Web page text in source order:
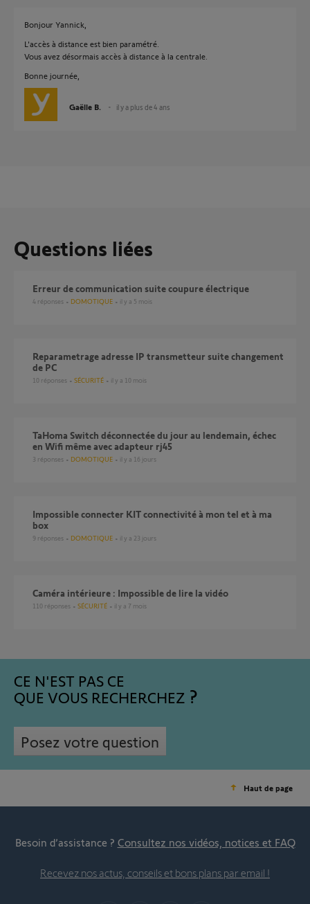
Bonjour Yannick,
L'accès à distance est bien paramétré.
Vous avez désormais accès à distance à la centrale.
Bonne journée,
Gaëlle B. il y a plus de 4 ans
Questions liées
Erreur de communication suite coupure électrique
4 réponses DOMOTIQUE il y a 5 mois
reparametrage adresse IP transmetteur suite changement
de PC
10 réponses SÉCURITÉ il y a 10 mois
TaHoma Switch déconnectée du jour au lendemain, échec
en Wifi même avec adapteur rj45
3 réponses DOMOTIQUE il y a 16 jours
Impossible connecter KIT connectivité à mon tel et à ma
box
9 réponses DOMOTIQUE il y a 23 jours
Caméra intérieure : Impossible de lire la vidéo
110 réponses SÉCURITÉ il y a 7 mois
CE N'EST PAS CE
QUE VOUS RECHERCHEZ
Posez votre question
Haut de page
Besoin d’assistance ? Consultez nos vidéos, notices et FAQ
Recevez nos actus, conseils et bons plans par email !